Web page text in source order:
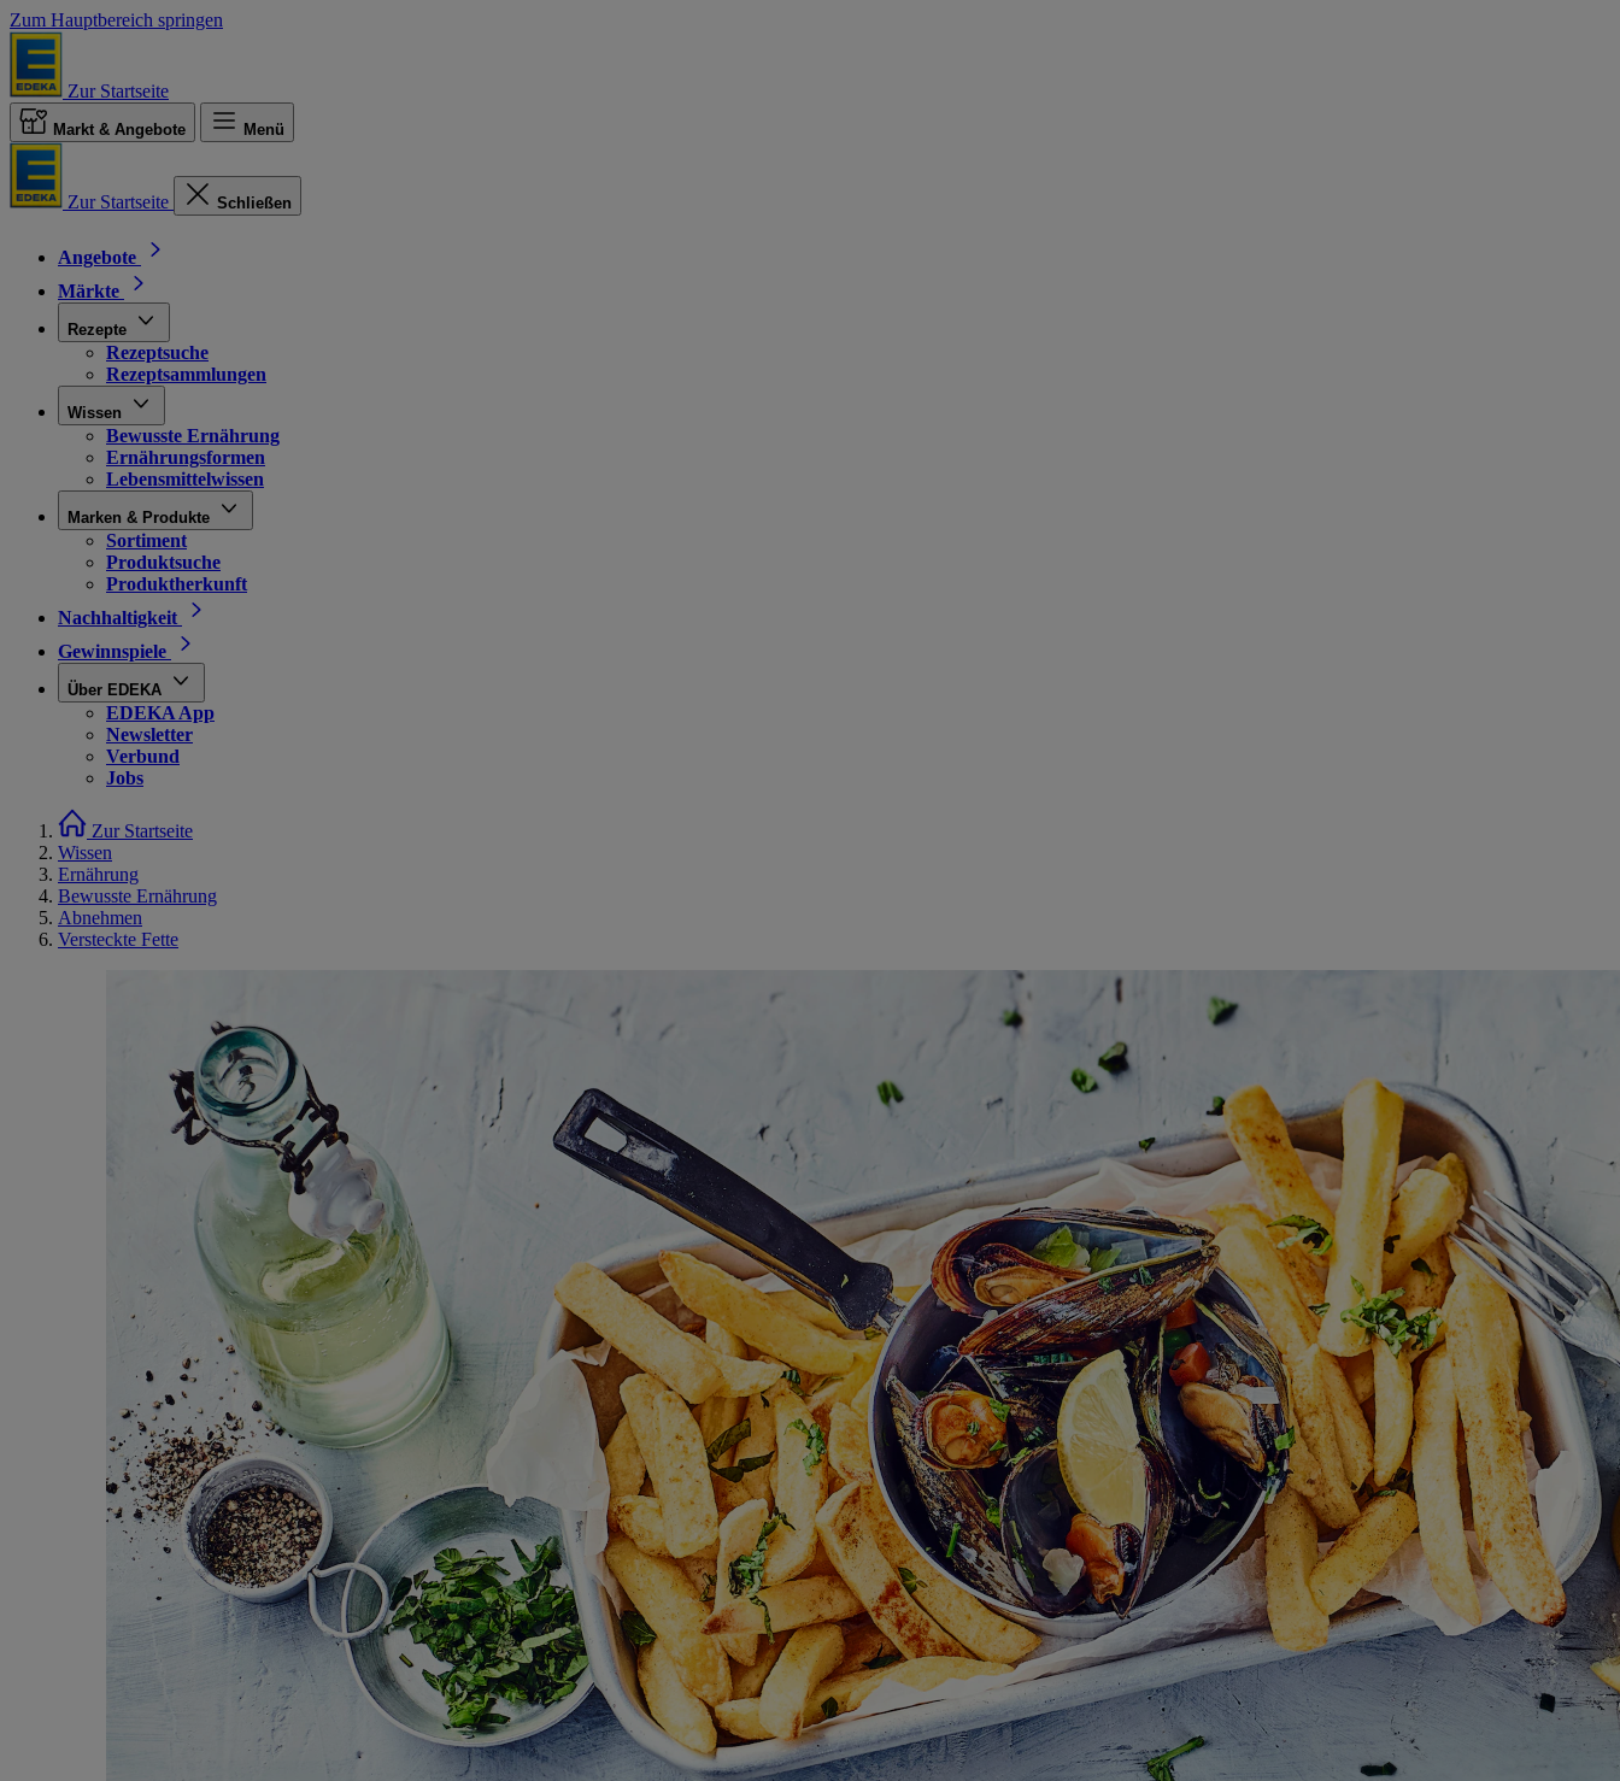
Zum Hauptbereich springen
Zur Startseite
Markt & Angebote Menü
Zur Startseite Schließen
Angebote
Märkte
Rezepte
Rezeptsuche
Rezeptsammlungen
Wissen
Bewusste Ernährung
Ernährungsformen
Lebensmittelwissen
Marken & Produkte
Sortiment
Produktsuche
Produktherkunft
Nachhaltigkeit
Gewinnspiele
Über EDEKA
EDEKA App
Newsletter
Verbund
Jobs
Zur Startseite
Wissen
Ernährung
Bewusste Ernährung
Abnehmen
Versteckte Fette